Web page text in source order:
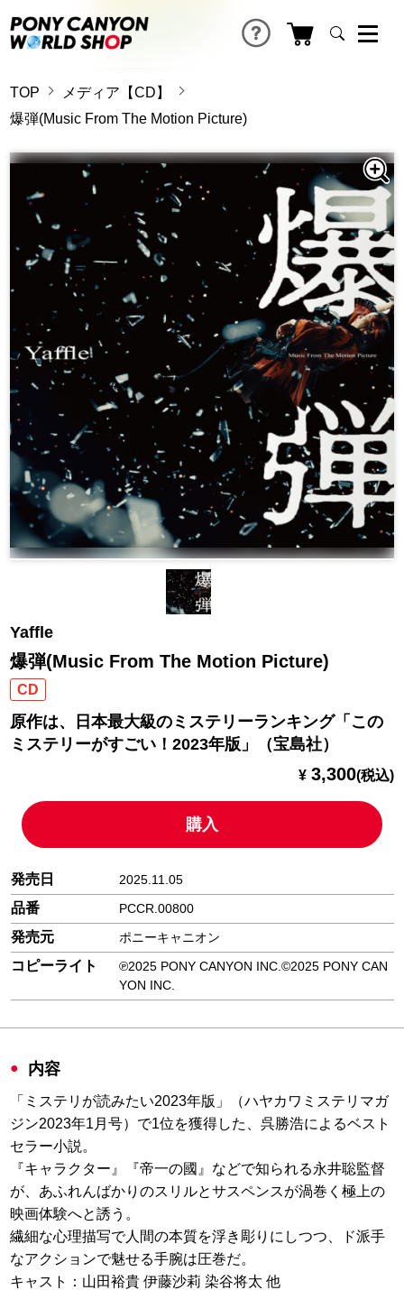
TOP
メディア【CD】
爆弾(Music From The Motion Picture)
Yaffle
爆弾(Music From The Motion Picture)
CD
原作は、日本最大級のミステリーランキング「この
ミステリーがすごい！2023年版」（宝島社）
¥ 3,300(税込)
購入
発売日 2025.11.05
品番 PCCR.00800
発売元 ポニーキャニオン
コピーライト
℗2025 PONY CANYON INC.©2025 PONY CAN
YON INC.
内容
「ミステリが読みたい2023年版」（ハヤカワミステリマガ
ジン2023年1月号）で1位を獲得した、呉勝浩によるベスト
セラー小説。
『キャラクター』『帝一の國』などで知られる永井聡監督
が、あふれんばかりのスリルとサスペンスが渦巻く極上の
映画体験へと誘う。
繊細な心理描写で人間の本質を浮き彫りにしつつ、ド派手
なアクションで魅せる手腕は圧巻だ。
キャスト：山田裕貴 伊藤沙莉 染谷将太 他